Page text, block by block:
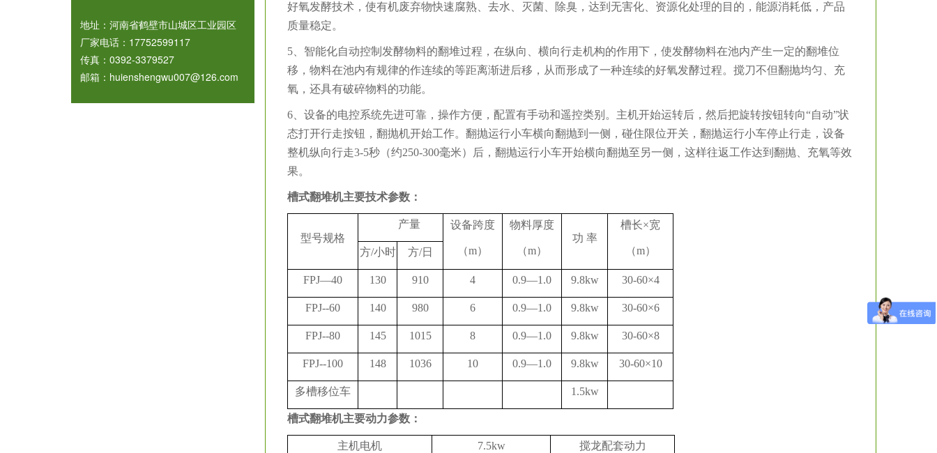
地址：河南省鹤壁市山城区工业园区
厂家电话：17752599117
传真：0392-3379527
邮箱：huienshengwu007@126.com
好氧发酵技术，使有机废弃物快速腐熟、去水、灭菌、除臭，达到无害化、资源化处理的目的，能源消耗低，产品
质量稳定。
5、智能化自动控制发酵物料的翻堆过程，在纵向、横向行走机构的作用下，使发酵物料在池内产生一定的翻堆位
移，物料在池内有规律的作连续的等距离渐进后移，从而形成了一种连续的好氧发酵过程。搅刀不但翻抛均匀、充
氧，还具有破碎物料的功能。
6、设备的电控系统先进可靠，操作方便，配置有手动和遥控类别。主机开始运转后，然后把旋转按钮转向“自动”状
态打开行走按钮，翻抛机开始工作。翻抛运行小车横向翻抛到一侧，碰住限位开关，翻抛运行小车停止行走，设备
整机纵向行走3-5秒（约250-300毫米）后，翻抛运行小车开始横向翻抛至另一侧，这样往返工作达到翻抛、充氧等效
果。
槽式翻堆机主要技术参数：
型号规格
产量 设备跨度
（m）
物料厚度
（m）
功 率
槽长×宽
（m）
方/小时 方/日
FPJ—40 130 910 4 0.9—1.0 9.8kw 30-60×4
FPJ--60 140 980 6 0.9—1.0 9.8kw 30-60×6
FPJ--80 145 1015 8 0.9—1.0 9.8kw 30-60×8
FPJ--100 148 1036 10 0.9—1.0 9.8kw 30-60×10
多槽移位车 1.5kw
槽式翻堆机主要动力参数：
主机电机 7.5kw 搅龙配套动力